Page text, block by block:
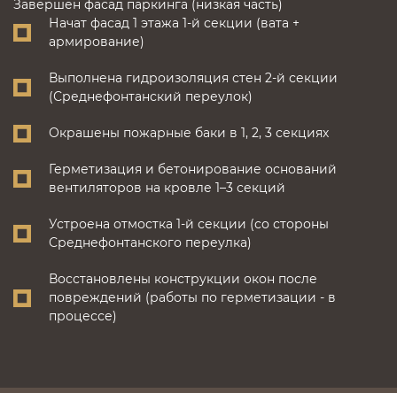
Завершен фасад паркинга (низкая часть)
Начат фасад 1 этажа 1-й секции (вата +
армирование)
Выполнена гидроизоляция стен 2-й секции
(Среднефонтанский переулок)
Окрашены пожарные баки в 1, 2, 3 секциях
Герметизация и бетонирование оснований
вентиляторов на кровле 1–3 секций
Устроена отмостка 1-й секции (со стороны
Среднефонтанского переулка)
Восстановлены конструкции окон после
повреждений (работы по герметизации - в
процессе)